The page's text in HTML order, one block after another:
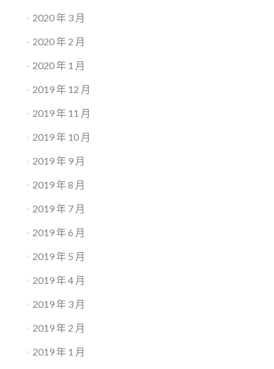
2020 年 3 月
2020 年 2 月
2020 年 1 月
2019 年 12 月
2019 年 11 月
2019 年 10 月
2019 年 9 月
2019 年 8 月
2019 年 7 月
2019 年 6 月
2019 年 5 月
2019 年 4 月
2019 年 3 月
2019 年 2 月
2019 年 1 月